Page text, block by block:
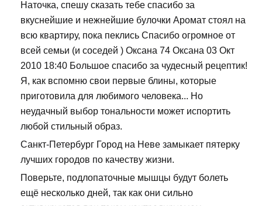
Наточка, спешу сказать тебе спасибо за
вкуснейшие и нежнейшие булочки Аромат стоял на
всю квартиру, пока пеклись Спасибо огромное от
всей семьи (и соседей ) Оксана 74 Оксана 03 Окт
2010 18:40 Большое спасибо за чудесный рецептик!
Я, как вспомню свои первые блины, которые
приготовила для любимого человека... Но
неудачный выбор тональности может испортить
любой стильный образ.
Санкт-Петербург Город на Неве замыкает пятерку
лучших городов по качеству жизни.
Поверьте, подлопаточные мышцы будут болеть
ещё несколько дней, так как они сильно